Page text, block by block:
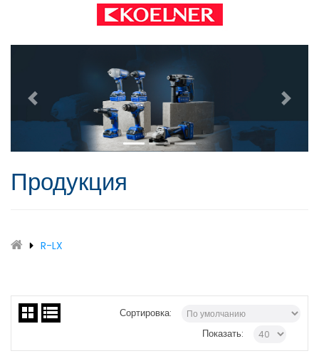
Продукция
R-LX
Сортировка:
Показать: